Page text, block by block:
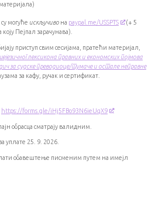
могуће искључиво на paypal.me/USSPTS
(+ 5
Пејпал зарачунава).
приступ свим сесијама, пратећи материјал,
лексикона правних и економских појмова
за судске преводиоце/тумаче и остале неправне
за кафу, ручак и сертификат.
https://forms.gle/iHj5FBo93N6ieUqX9
обрасца сматрају валидним.
уплате 25. 9. 2026.
обавештење писменим путем на имејл